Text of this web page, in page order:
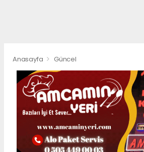
Anasayfa Güncel